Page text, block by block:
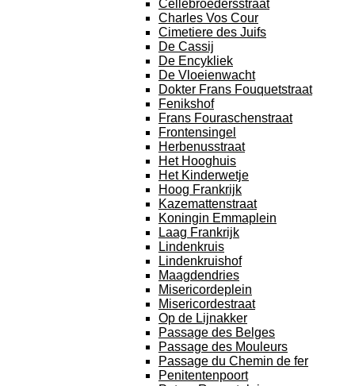
Cellebroedersstraat
Charles Vos Cour
Cimetiere des Juifs
De Cassij
De Encykliek
De Vloeienwacht
Dokter Frans Fouquetstraat
Fenikshof
Frans Fouraschenstraat
Frontensingel
Herbenusstraat
Het Hooghuis
Het Kinderwetje
Hoog Frankrijk
Kazemattenstraat
Koningin Emmaplein
Laag Frankrijk
Lindenkruis
Lindenkruishof
Maagdendries
Misericordeplein
Misericordestraat
Op de Lijnakker
Passage des Belges
Passage des Mouleurs
Passage du Chemin de fer
Penitentenpoort